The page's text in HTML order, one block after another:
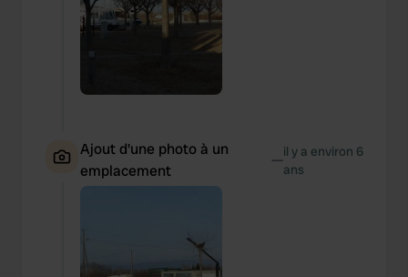
Ajout d'une photo à un
emplacement
—il y a environ 6
ans